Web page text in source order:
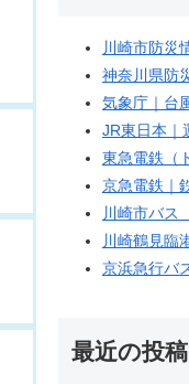
川崎市防災
神奈川県防
気象庁｜台
JR東日本｜
東急電鉄（
京急電鉄｜
川崎市バス
川崎鶴見臨
京浜急行バ
最近の投稿